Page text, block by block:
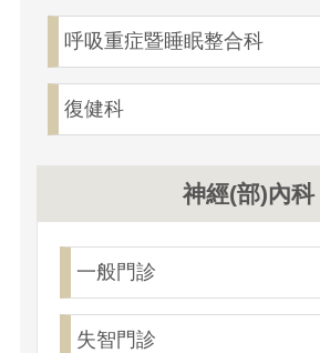
呼吸重症暨睡眠整合科
復健科
神經(部)內科
一般門診
失智門診